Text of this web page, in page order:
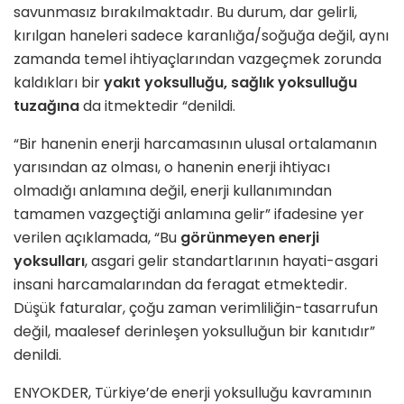
savunmasız bırakılmaktadır. Bu durum, dar gelirli,
kırılgan haneleri sadece karanlığa/soğuğa değil, aynı
zamanda temel ihtiyaçlarından vazgeçmek zorunda
kaldıkları biryakıt yoksulluğu, sağlık yoksulluğu
tuzağınada itmektedir “denildi.
“Bir hanenin enerji harcamasının ulusal ortalamanın
yarısından az olması, o hanenin enerji ihtiyacı
olmadığı anlamına değil, enerji kullanımından
tamamen vazgeçtiği anlamına gelir” ifadesine yer
verilen açıklamada, “Bu görünmeyen enerji
yoksulları, asgari gelir standartlarının hayati-asgari
insani harcamalarından da feragat etmektedir.
Düşük faturalar, çoğu zaman verimliliğin-tasarrufun
değil, maalesef derinleşen yoksulluğun bir kanıtıdır”
denildi.
ENYOKDER, Türkiye’de enerji yoksulluğu kavramının